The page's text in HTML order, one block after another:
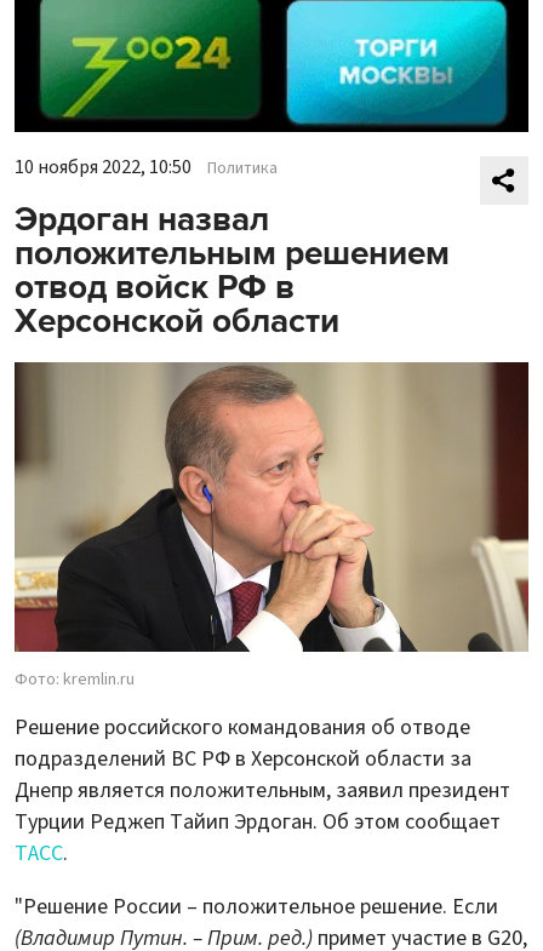
10 ноября 2022, 10:50 Политика
Эрдоган назвал
положительным решением
отвод войск РФ в
Херсонской области
Фото: kremlin.ru
Решение российского командования об отводе
подразделений ВС РФ в Херсонской области за
Днепр является положительным, заявил президент
Турции Реджеп Тайип Эрдоган. Об этом сообщает
ТАСС.
"Решение России – положительное решение. Если
(Владимир Путин. – Прим. ред.) примет участие в G20,